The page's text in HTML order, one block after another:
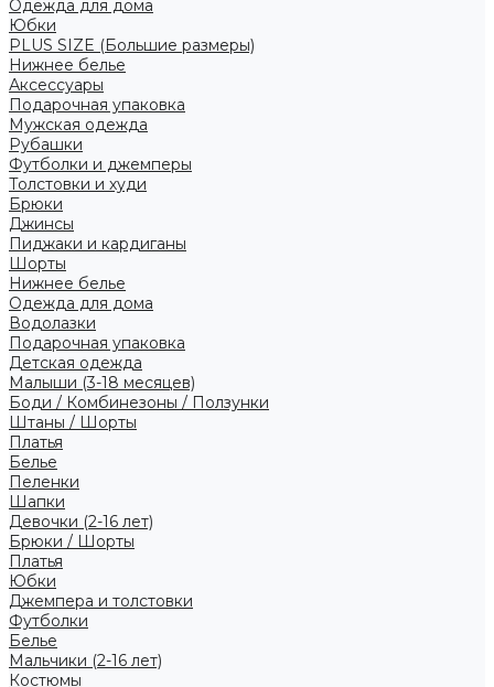
Одежда для дома
Юбки
PLUS SIZE (Большие размеры)
Нижнее белье
Аксессуары
Подарочная упаковка
Мужская одежда
Рубашки
Футболки и джемперы
Толстовки и худи
Брюки
Джинсы
Пиджаки и кардиганы
Шорты
Нижнее белье
Одежда для дома
Водолазки
Подарочная упаковка
Детская одежда
Малыши (3-18 месяцев)
Боди / Комбинезоны / Ползунки
Штаны / Шорты
Платья
Белье
Пеленки
Шапки
Девочки (2-16 лет)
Брюки / Шорты
Платья
Юбки
Джемпера и толстовки
Футболки
Белье
Мальчики (2-16 лет)
Костюмы